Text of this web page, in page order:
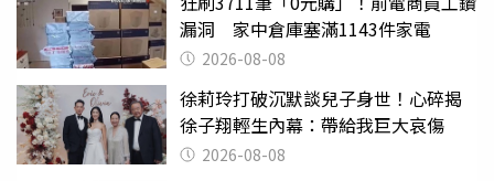
漏洞 家中倉庫塞滿1143件家電
2026-08-08
徐莉玲打破沉默談兒子身世！心碎揭
徐子翔輕生內幕：帶給我巨大哀傷
2026-08-08